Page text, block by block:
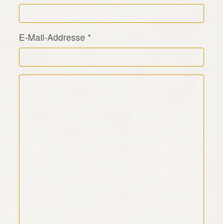
E-Mail-Addresse *
Kommentar Text